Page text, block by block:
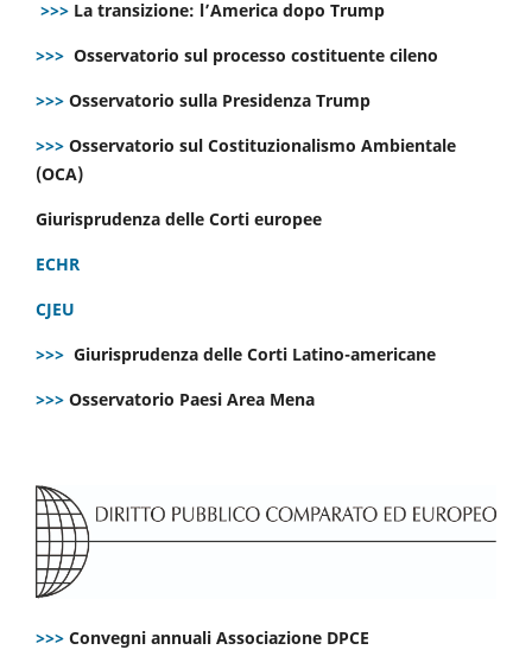
>>> La transizione: l’America dopo Trump
>>> Osservatorio sul processo costituente cileno
>>> Osservatorio sulla Presidenza Trump
>>> Osservatorio sul Costituzionalismo Ambientale
(OCA)
Giurisprudenza delle Corti europee
ECHR
CJEU
>>> Giurisprudenza delle Corti Latino-americane
>>> Osservatorio Paesi Area Mena
>>> Convegni annuali Associazione DPCE